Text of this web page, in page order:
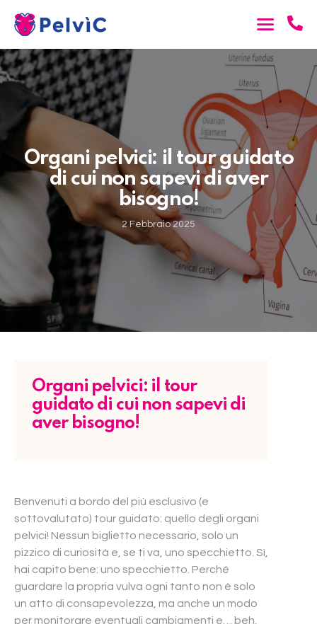
Organi pelvici: il tour guidato
di cui non sapevi di aver
bisogno!
2 Febbraio 2025
Organi pelvici: il tour
guidato di cui non sapevi di
aver bisogno!
Benvenuti a bordo del più esclusivo (e
sottovalutato) tour guidato: quello degli organi
pelvici! Nessun biglietto necessario, solo un
pizzico di curiosità e, se ti va, uno specchietto. Sì,
hai capito bene: uno specchietto. Perché
guardare la propria vulva ogni tanto non è solo
un atto di consapevolezza, ma anche un modo
per monitorare eventuali cambiamenti e… beh,